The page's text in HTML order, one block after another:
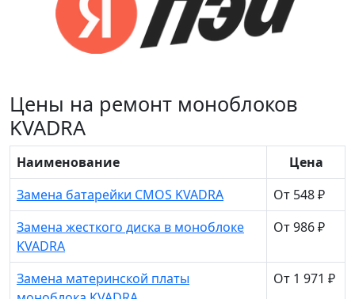
Цены на ремонт моноблоков
KVADRA
Наименование
Цена
Замена батарейки CMOS KVADRA
От 548 ₽
Замена жесткого диска в моноблоке
KVADRA
От 986 ₽
Замена материнской платы
От 1 971 ₽